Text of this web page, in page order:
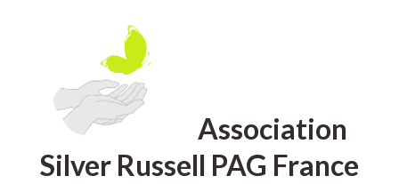
Association
Silver Russell PAG France